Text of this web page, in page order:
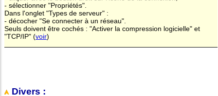
- sélectionner "Propriétés".
Dans l'onglet "Types de serveur" :
- décocher "Se connecter à un réseau".
Seuls doivent être cochés : "Activer la compression logicielle" et
"TCP/IP" (voir)
Divers :